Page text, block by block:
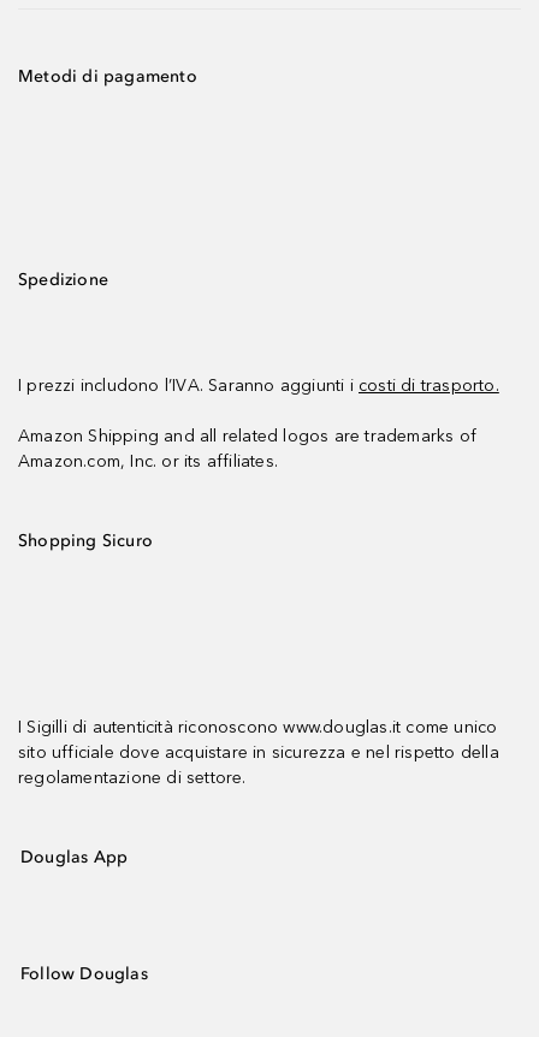
Metodi di pagamento
Spedizione
I prezzi includono l’IVA. Saranno aggiunti i costi di trasporto.
Amazon Shipping and all related logos are trademarks of
Amazon.com, Inc. or its affiliates.
Shopping Sicuro
I Sigilli di autenticità riconoscono www.douglas.it come unico
sito ufficiale dove acquistare in sicurezza e nel rispetto della
regolamentazione di settore.
Douglas App
Follow Douglas